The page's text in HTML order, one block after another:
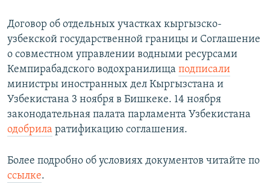
Договор об отдельных участках кыргызско-
узбекской государственной границы и Соглашение
о совместном управлении водными ресурсами
Кемпирабадского водохранилища подписали
министры иностранных дел Кыргызстана и
Узбекистана 3 ноября в Бишкеке. 14 ноября
законодательная палата парламента Узбекистана
одобрила ратификацию соглашения.
Более подробно об условиях документов читайте по
ссылке.